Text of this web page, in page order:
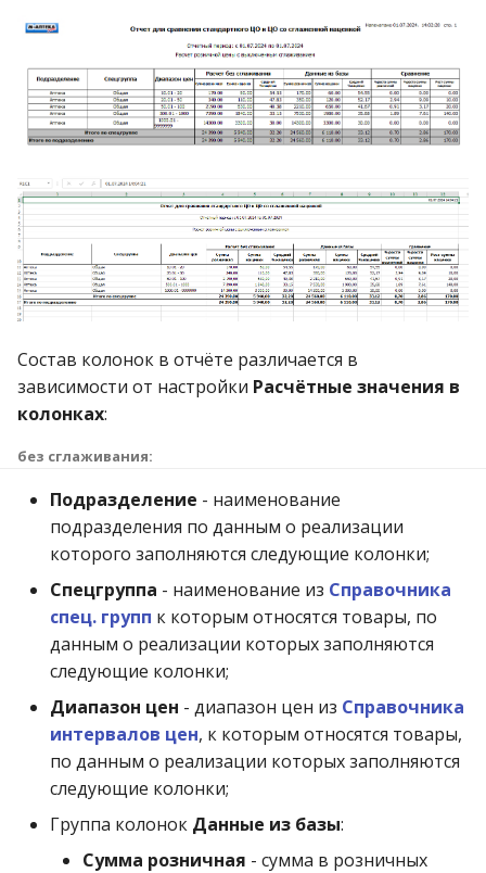
Состав колонок в отчёте различается в
зависимости от настройки Расчётные значения в
колонках:
без сглаживания:
Подразделение - наименование
подразделения по данным о реализации
которого заполняются следующие колонки;
Спецгруппа - наименование из Справочника
спец. групп к которым относятся товары, по
данным о реализации которых заполняются
следующие колонки;
Диапазон цен - диапазон цен из Справочника
интервалов цен, к которым относятся товары,
по данным о реализации которых заполняются
следующие колонки;
Группа колонок Данные из базы:
Сумма розничная - сумма в розничных